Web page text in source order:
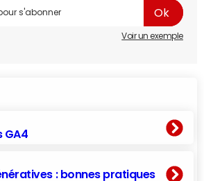
Voir un exemple
GA4
: bonnes pratiques